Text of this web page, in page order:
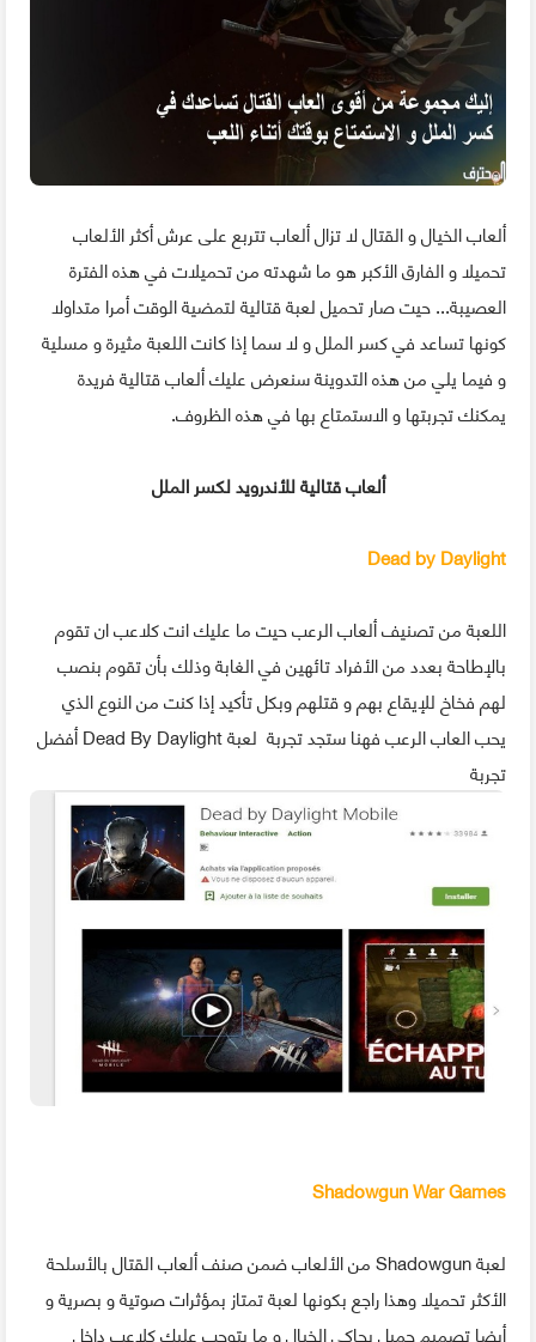
ألعاب الخيال و القتال لا تزال ألعاب تتربع على عرش أكثر الألعاب
تحميلا و الفارق الأكبر هو ما شهدته من تحميلات في هذه الفترة
العصيبة... حيت صار تحميل لعبة قتالية لتمضية الوقت أمرا متداولا
كونها تساعد في كسر الملل و لا سما إذا كانت اللعبة مثيرة و مسلية
و فيما يلي من هذه التدوينة سنعرض عليك ألعاب قتالية فريدة
يمكنك تجربتها و الاستمتاع بها في هذه الظروف.
ألعاب قتالية للأندرويد لكسر الملل
Dead by Daylight
اللعبة من تصنيف ألعاب الرعب حيت ما عليك انت كلاعب ان تقوم
بالإطاحة بعدد من الأفراد تائهين في الغابة وذلك بأن تقوم بنصب
لهم فخاخ للإيقاع بهم و قتلهم وبكل تأكيد إذا كنت من النوع الذي
يحب العاب الرعب فهنا ستجد تجربة لعبة Dead By Daylight أفضل
تجربة
Shadowgun War Games
لعبة Shadowgun من الألعاب ضمن صنف ألعاب القتال بالأسلحة
الأكثر تحميلا وهذا راجع بكونها لعبة تمتاز بمؤثرات صوتية و بصرية و